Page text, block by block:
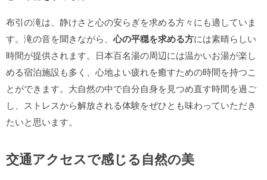
布引の滝は、静けさと心の安らぎを求める方々にも適していま
す。滝の音を聞きながら、心の平穏を求める方には素晴らしい
時間が提供されます。日本百名湯の周辺には温かいお湯が楽し
める宿泊施設も多く、心地よい疲れを癒すための時間を持つこ
とができます。大自然の中で自分自身を見つめ直す時間を過ご
し、ストレスから解放される体験をぜひとも味わっていただき
たいと思います。
交通アクセスで感じる自然の美